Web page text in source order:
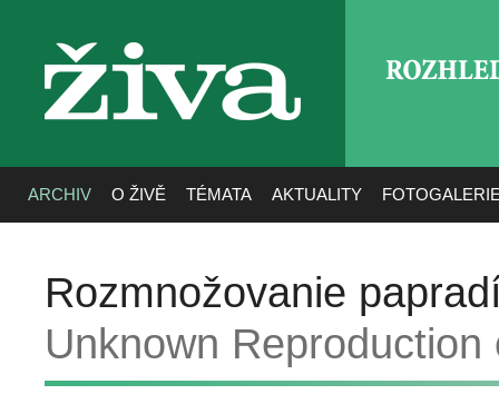
živa
ARCHIV O ŽIVĚ TÉMATA AKTUALITY
Rozmnožovanie
Unknown